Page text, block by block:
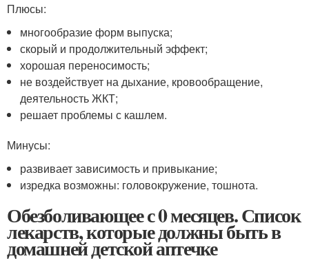
Плюсы:
многообразие форм выпуска;
скорый и продолжительный эффект;
хорошая переносимость;
не воздействует на дыхание, кровообращение,
деятельность ЖКТ;
решает проблемы с кашлем.
Минусы:
развивает зависимость и привыкание;
изредка возможны: головокружение, тошнота.
Обезболивающее с 0 месяцев. Список
лекарств, которые должны быть в
домашней детской аптечке